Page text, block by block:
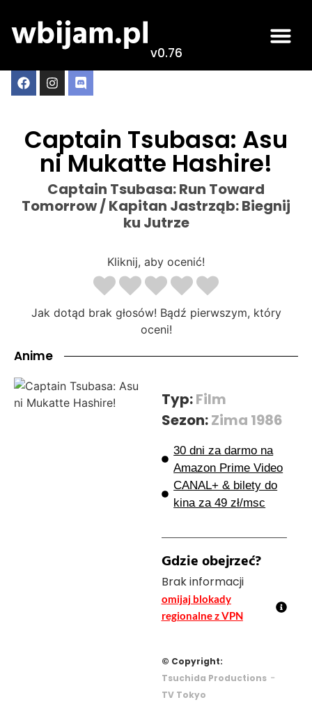
v0.76
Captain Tsubasa: Asu
ni Mukatte Hashire!
Captain Tsubasa: Run Toward
Tomorrow / Kapitan Jastrząb: Biegnij
ku Jutrze
Kliknij, aby ocenić!
Jak dotąd brak głosów! Bądź pierwszym, który
oceni!
Anime
Typ:Film
Sezon:Zima 1986
30 dni za darmo na
Amazon Prime Video
CANAL+ & bilety do
kina za 49 zł/msc
Gdzie obejrzeć?
Brak informacji
omijaj blokady
regionalne z VPN
© Copyright:
Tsuchida Productions-
TV Tokyo